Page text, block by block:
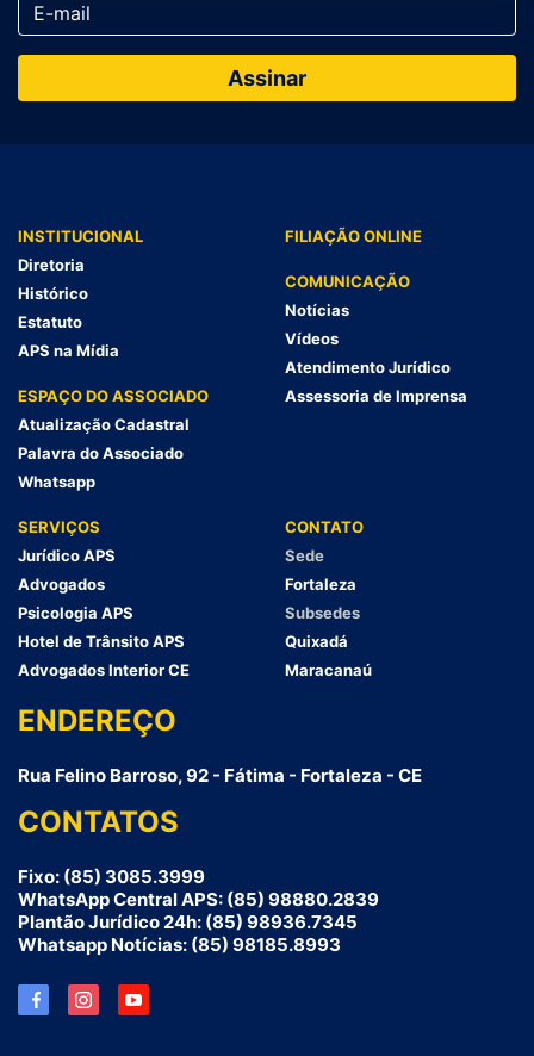
INSTITUCIONAL
Diretoria
Histórico
Estatuto
APS na Mídia
ESPAÇO DO ASSOCIADO
Atualização Cadastral
Palavra do Associado
Whatsapp
FILIAÇÃO ONLINE
COMUNICAÇÃO
Notícias
Vídeos
Atendimento Jurídico
Assessoria de Imprensa
SERVIÇOS
Jurídico APS
Advogados
Psicologia APS
Hotel de Trânsito APS
Advogados Interior CE
CONTATO
Sede
Fortaleza
Subsedes
Quixadá
Maracanaú
ENDEREÇO
Rua Felino Barroso, 92 - Fátima - Fortaleza - CE
CONTATOS
Fixo: (85) 3085.3999
WhatsApp Central APS: (85) 98880.2839
Plantão Jurídico 24h: (85) 98936.7345
Whatsapp Notícias: (85) 98185.8993